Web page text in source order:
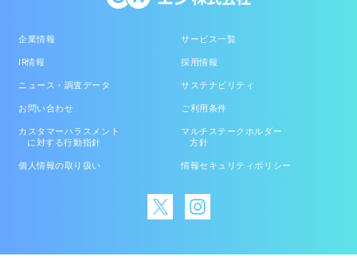
企業情報 サービス一覧
IR情報 採用情報
ニュース・調査データ サステナビリティ
お問い合わせ ご利用条件
カスタマーハラスメント
に対する行動指針
マルチステークホルダー
方針
個人情報の取り扱い 情報セキュリティポリシー